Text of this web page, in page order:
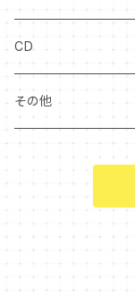
チューバ
マウスピースケース
中古アクセサリー
ソフトケース
キーボード
電子楽器
クリアファイル
譜面台
CD
その他